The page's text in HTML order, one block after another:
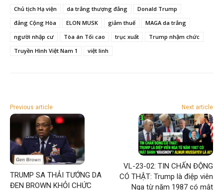
Chủ tịch Hạ viện
da trắng thượng đẳng
Donald Trump
đảng Cộng Hòa
ELON MUSK giảm thuế
MAGA da trắng
người nhập cư
Tòa án Tối cao trục xuất
Trump nhậm chức
Truyền Hình Việt Nam 1
việt linh
Previous article
TRUMP SA THẢI TƯỚNG DA
ĐEN BROWN KHỎI CHỨC
Next article
VL-23-02: TIN CHẤN ĐỘNG
CÓ THẬT: Trump là điệp viên
Nga từ năm 1987 có mật